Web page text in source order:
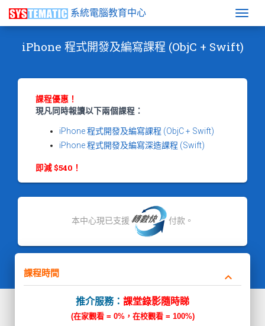
系統電腦教育中心
iPhone 程式開發及編寫課程 (ObjC + Swift)
課程優惠！
現凡同時報讀以下兩個課程：
iPhone 程式開發及編寫課程 (ObjC + Swift)
iPhone 程式開發及編寫深造課程 (Swift)
即減 $540！
本中心現已支援 付款。
課程時間 keyboard_arrow_down
推介服務： 課堂錄影隨時睇
(在家觀看 = 0%，在校觀看 = 100%)